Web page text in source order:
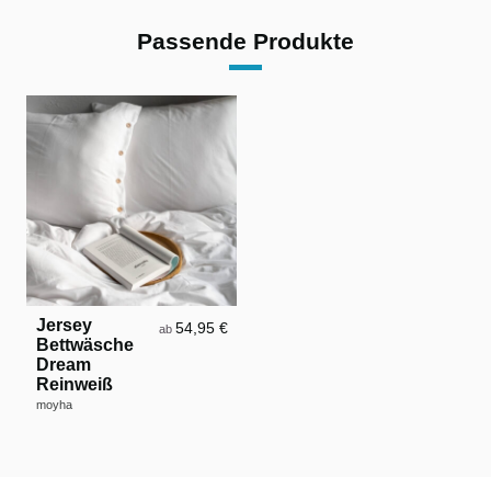
Passende Produkte
Jersey
Bettwäsche
Dream
Reinweiß
moyha
ab 54,95 €